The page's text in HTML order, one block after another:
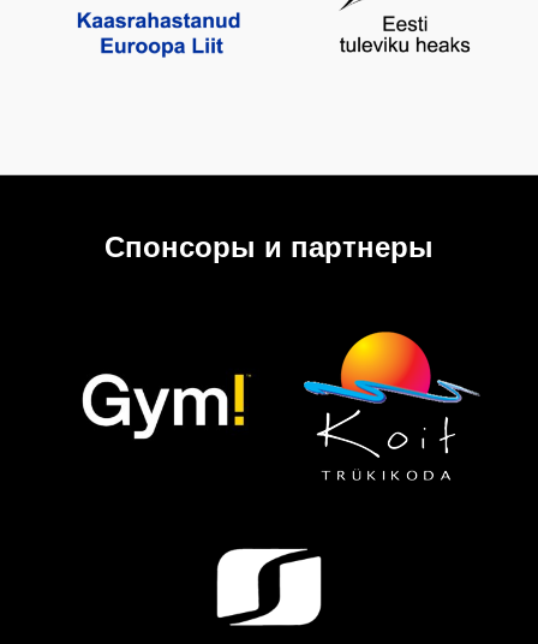
Спонсоры и партнеры